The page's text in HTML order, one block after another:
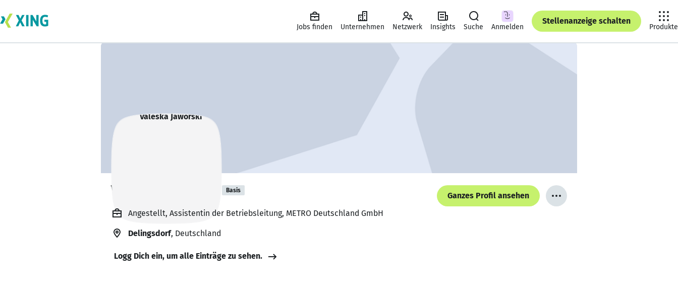
Jobs finden Unternehmen Netzwerk Insights Suche Anmelden
Stellenanzeige schalten
Produkte
Valeska Jaworski Basis
Ganzes Profil ansehen
Angestellt, Assistentin der Betriebsleitung, METRO Deutschland GmbH
Delingsdorf, Deutschland
Logg Dich ein, um alle Einträge zu sehen.